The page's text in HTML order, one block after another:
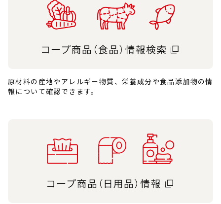
原材料の産地やアレルギー物質、栄養成分や食品添加物の情
報について確認できます。